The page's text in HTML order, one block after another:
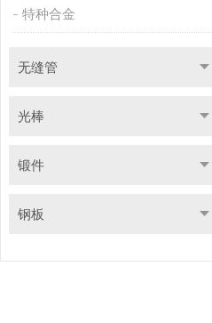
特种合金
无缝管
光棒
锻件
钢板